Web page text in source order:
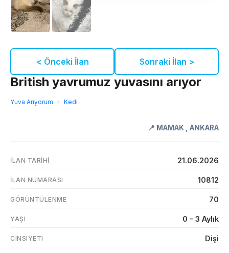
< Önceki İlan Sonraki İlan >
British yavrumuz yuvasını arıyor
Yuva Arıyorum › Kedi
📍 MAMAK ANKARA
İLAN TARIHI 21.06.2026
İLAN NUMARASI 10812
GÖRÜNTÜLENME 70
YAŞI 0 - 3 Aylık
CINSIYETI Dişi